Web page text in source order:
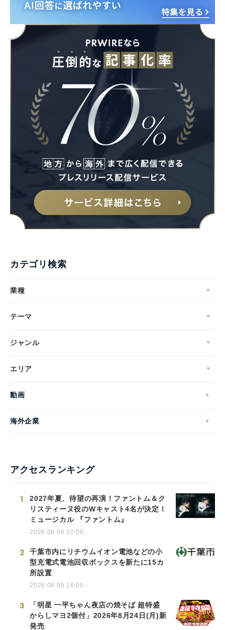
カテゴリ検索
業種
テーマ
ジャンル
エリア
動画
海外企業
アクセスランキング
1
2027年夏、待望の再演！ファントム＆ク
リスティーヌ役のWキャスト4名が決定！
ミュージカル 『ファントム』
2026.08.06 12:00
2
千葉市内にリチウムイオン電池などの小
型充電式電池回収ボックスを新たに15カ
所設置
2026.08.05 16:00
3
「明星 一平ちゃん夜店の焼そば 超特盛
からしマヨ2個付」2026年8月24日(月)新
発売